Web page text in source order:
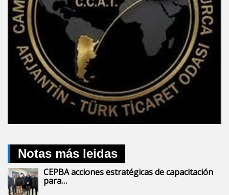
Notas más leidas
CEPBA acciones estratégicas de capacitación
para…